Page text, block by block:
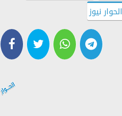
الحوار نيوز